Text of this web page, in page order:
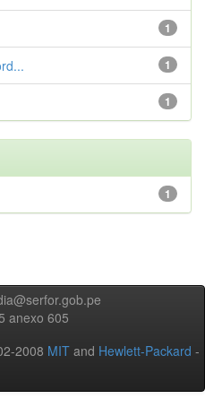
1
1
1
1
anexo 605
2008 MIT and Hewlett-Packard -